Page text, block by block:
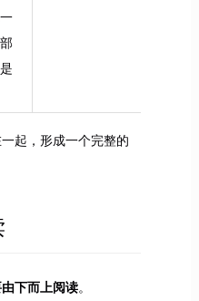
起，形成一个完整的
下而上阅读。